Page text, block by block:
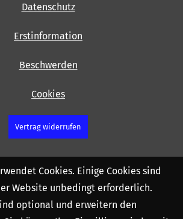
Datenschutz
Erstinformation
Beschwerden
Cookies
Vertrag widerrufen
Cookies. Einige Cookies sind
Website unbedingt erforderlich.
optional und erweitern den